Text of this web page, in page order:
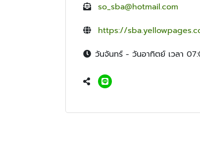
so_sba@hotmail.com
https://
วันจันทร์ - วันอาทิตย์ เวลา